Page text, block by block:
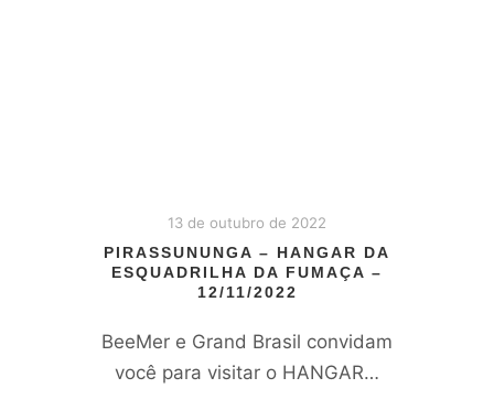
13 de outubro de 2022
PIRASSUNUNGA – HANGAR DA
ESQUADRILHA DA FUMAÇA –
12/11/2022
BeeMer e Grand Brasil convidam
você para visitar o HANGAR…